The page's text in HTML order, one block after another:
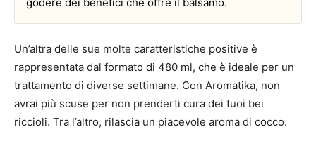
Un’altra delle sue molte caratteristiche positive è
rappresentata dal formato di 480 ml, che è ideale per un
trattamento di diverse settimane. Con Aromatika, non
avrai più scuse per non prenderti cura dei tuoi bei
riccioli. Tra l’altro, rilascia un piacevole aroma di cocco.